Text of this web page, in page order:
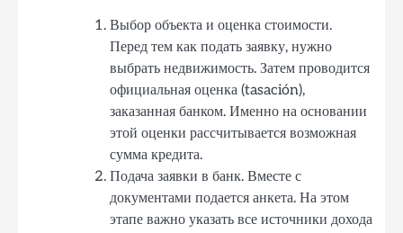
Выбор объекта и оценка стоимости.
Перед тем как подать заявку, нужно
выбрать недвижимость. Затем проводится
официальная оценка (tasación),
заказанная банком. Именно на основании
этой оценки рассчитывается возможная
сумма кредита.
Подача заявки в банк. Вместе с
документами подается анкета. На этом
этапе важно указать все источники дохода